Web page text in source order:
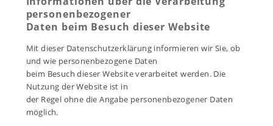
personenbezogener
Daten beim Besuch dieser Website
Mit dieser Datenschutzerklärung informieren wir Sie, ob
und wie personenbezogene Daten
beim Besuch dieser Website verarbeitet werden. Die
Nutzung der Website ist in
der Regel ohne die Angabe personenbezogener Daten
möglich.